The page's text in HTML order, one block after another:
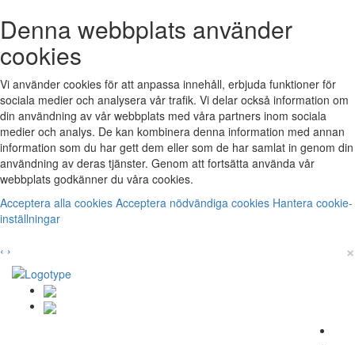
Denna webbplats använder
cookies
Vi använder cookies för att anpassa innehåll, erbjuda funktioner för
sociala medier och analysera vår trafik. Vi delar också information om
din användning av vår webbplats med våra partners inom sociala
medier och analys. De kan kombinera denna information med annan
information som du har gett dem eller som de har samlat in genom din
användning av deras tjänster. Genom att fortsätta använda vår
webbplats godkänner du våra cookies.
Acceptera alla cookies Acceptera nödvändiga cookies Hantera cookie-
inställningar
‹ › ×